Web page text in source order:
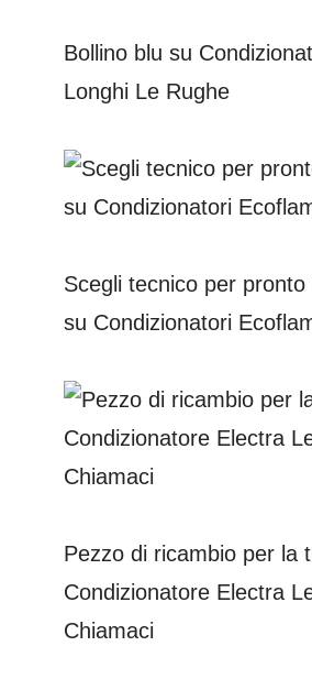
Bollino blu su
Longhi Le Rughe
Scegli tecnico per
su Condizionatori
Pezzo di ricambio per la
Condizionatore Electra
Chiamaci